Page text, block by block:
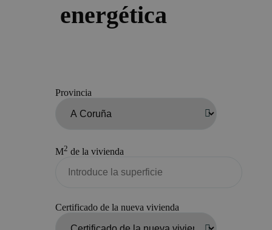
energética
Provincia
M2 de la vivienda
Certificado de la nueva vivienda